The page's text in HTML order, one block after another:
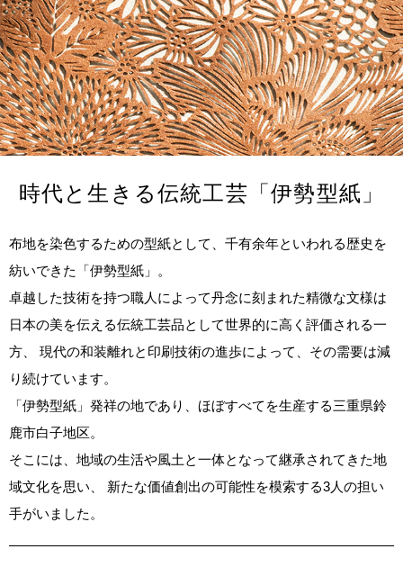
時代と生きる伝統工芸「伊勢型紙」
布地を染色するための型紙として、千有余年といわれる歴史を
紡いできた「伊勢型紙」。
卓越した技術を持つ職人によって丹念に刻まれた精微な文様は
日本の美を伝える伝統工芸品として世界的に高く評価される一
方、
現代の和装離れと印刷技術の進歩によって、その需要は減
り続けています。
「伊勢型紙」発祥の地であり、ほぼすべてを生産する三重県鈴
鹿市白子地区。
そこには、地域の生活や風土と一体となって継承されてきた地
域文化を思い、
新たな価値創出の可能性を模索する3人の担い
手がいました。